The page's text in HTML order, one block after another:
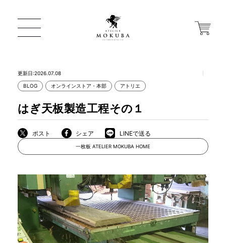
店舗から探す
MOKUBA について
商品情報
更新日:2026.07.08
BLOG オンラインストア・本部 アトリエ
はぎ天板製造工程その１
ポスト シェア LINEで送る
一枚板 ATELIER MOKUBA HOME